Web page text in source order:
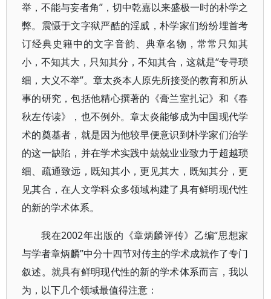
举，不能与妄者角”，切中乾嘉以来盛极一时的朴学之
弊。震慑于文字狱严酷的淫威，朴学家们纷纷埋首考
订经典史籍中的文字音韵、典章名物，常常只知其
小，不知其大，只知其分，不知其合，这就是“专寻琐
细，大义不举”。章太炎本人原先所接受的教育和所从
事的研究，包括他精心撰著的《膏兰室扎记》和《春
秋左传读》，也不例外。章太炎能够成为中国现代学
术的奠基者，就是因为他较早便意识到朴学家们治学
的这一缺陷，并在学术实践中兢兢业业致力于超越琐
细、疏通致远，既知其小，更见其大，既知其分，更
见其合，在人文学科众多领域构建了具有鲜明现代性
的新的学术体系。
我在2002年出版的《章炳麟评传》乙编“思想家
与学者章炳麟”中分十四节对传主的学术成就作了专门
叙述。就具有鲜明现代性的新的学术体系而言，我以
为，以下几个领域最值得注意：